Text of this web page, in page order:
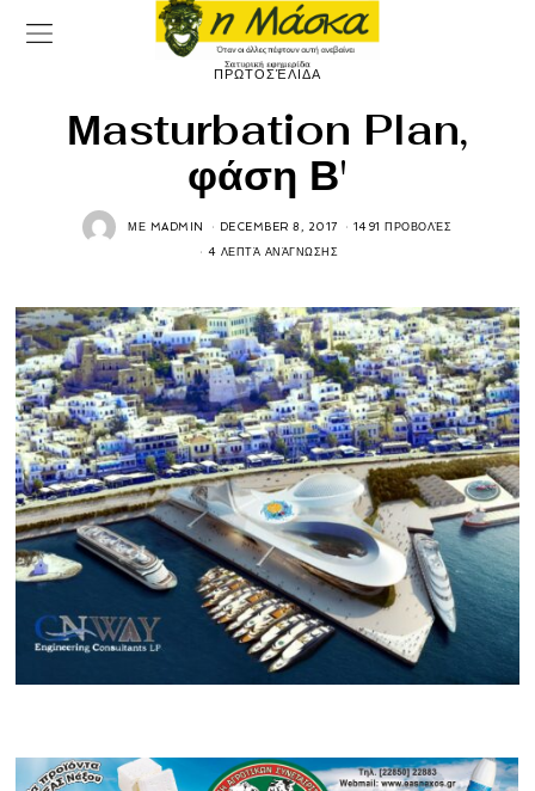
ΠΡΩΤΟΣΈΛΙΔΑ
Μasturbation Plan,
φάση Β'
ΜΕ MADMIN DECEMBER 8, 2017 1491 ΠΡΟΒΟΛΈΣ
4 ΛΕΠΤΆ ΑΝΆΓΝΩΣΗΣ